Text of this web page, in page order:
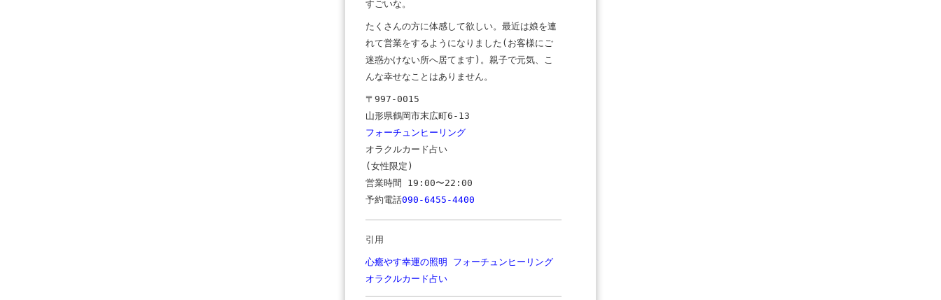
すごいな。
たくさんの方に体感して欲しい。最近は娘を連
れて営業をするようになりました(お客様にご
迷惑かけない所へ居てます)。親子で元気、こ
んな幸せなことはありません。
〒997-0015
山形県鶴岡市末広町6-13
フォーチュンヒーリング
オラクルカード占い
(女性限定)
営業時間 19:00〜22:00
予約電話090-6455-4400
引用
心癒やす幸運の照明 フォーチュンヒーリング
オラクルカード占い